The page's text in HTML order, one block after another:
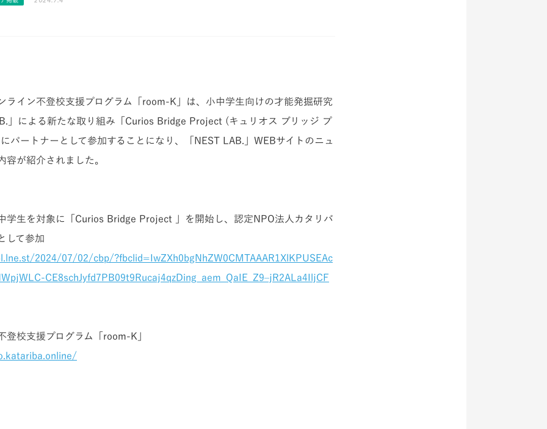
ライン不登校支援プログラム「room-K」は、小中学生向けの才能発掘研究
」による新たな取り組み「Curios Bridge Project (キュリオス ブリッジ プ
パートナーとして参加することになり、「NEST LAB.」WEBサイトのニュ
容が紹介されました。
学生を対象に「Curios Bridge Project 」を開始し、認定NPO法人カタリバ
して参加
2024/07/02/cbp/?fbclid=IwZXh0bgNhZW0CMTAAAR1XlKPUSEAc
CE8schJyfd7PB09t9Rucaj4qzDing_aem_QaIE_Z9–jR2ALa4IljCF
登校支援プログラム「room-K」